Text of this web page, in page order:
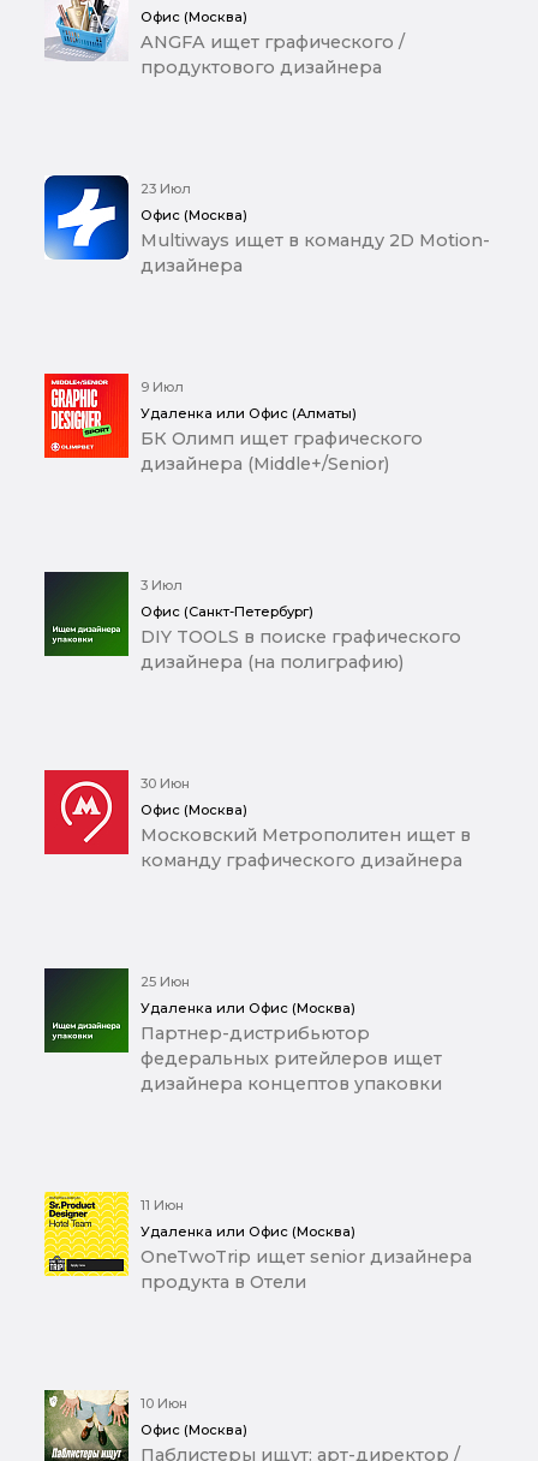
Офис (Москва)
ANGFA ищет графического /
продуктового дизайнера
23 Июл
Офис (Москва)
Multiways ищет в команду 2D Motion-
дизайнера
9 Июл
Удаленка или Офис (Алматы)
БК Олимп ищет графического
дизайнера (Middle+/Senior)
3 Июл
Офис (Санкт-Петербург)
DIY TOOLS в поиске графического
дизайнера (на полиграфию)
30 Июн
Офис (Москва)
Московский Метрополитен ищет в
команду графического дизайнера
25 Июн
Удаленка или Офис (Москва)
Партнер-дистрибьютор
федеральных ритейлеров ищет
дизайнера концептов упаковки
11 Июн
Удаленка или Офис (Москва)
OneTwoTrip ищет senior дизайнера
продукта в Отели
10 Июн
Офис (Москва)
Паблистеры ищут: арт-директор /